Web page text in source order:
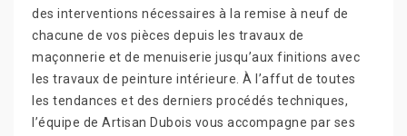
des interventions nécessaires à la remise à neuf de
chacune de vos pièces depuis les travaux de
maçonnerie et de menuiserie jusqu’aux finitions avec
les travaux de peinture intérieure. À l’affut de toutes
les tendances et des derniers procédés techniques,
l’équipe de Artisan Dubois vous accompagne par ses